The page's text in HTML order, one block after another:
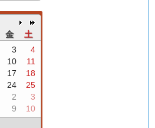
金
土
3
4
10
11
17
18
24
25
2
3
9
10